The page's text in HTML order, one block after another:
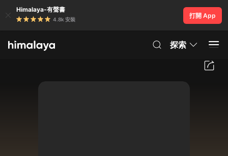
Himalaya-有聲書
4.8k 安裝
打開 App
探索